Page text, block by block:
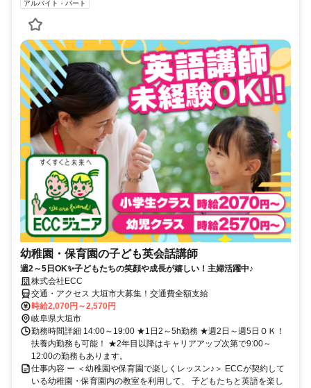
アルバイト・パート
幼稚園・保育園の子ども英会話講師
週2～5日OK✨子どもたちの笑顔や成長が嬉しい！主婦活躍中♪
株式会社ECC
交通・アクセス 大垣市大募集！交通費全額支給
時給2,070円～2,570円
岐阜県大垣市
勤務時間詳細 14:00～19:00 ★1日2～5h勤務 ★週2日～週5日ＯＫ！
扶養内勤務も可能！ ★2年目以降はキャリアアップ次第で9:00～
12:00の勤務もあります。
仕事内容 ー ＜幼稚園や保育園で楽しくレッスン♪＞ ECCが契約して
いる幼稚園・保育園内の教室を利用して、 子どもたちと英語を楽し